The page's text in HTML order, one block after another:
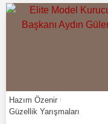
Hazım Özenir
Güzellik Yarışmaları